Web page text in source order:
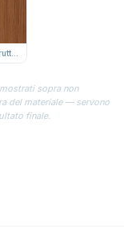
sopra non
del materiale — servono
finale.